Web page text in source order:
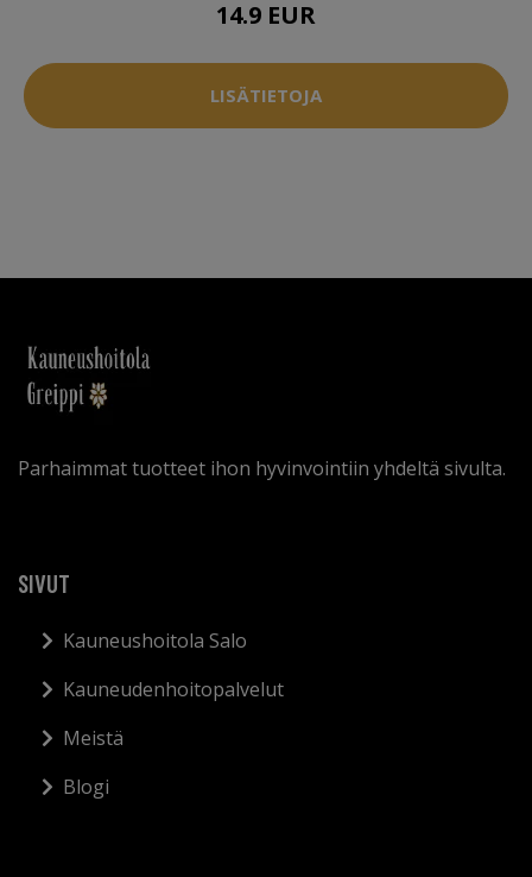
14.9 EUR
LISÄTIETOJA
Parhaimmat tuotteet ihon hyvinvointiin yhdeltä sivulta.
SIVUT
Kauneushoitola Salo
Kauneudenhoitopalvelut
Meistä
Blogi